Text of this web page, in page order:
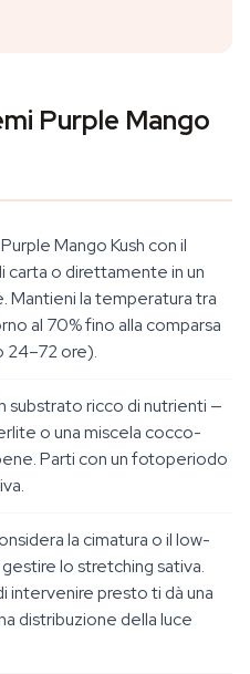
Purple Mango
Mango Kush con il
o direttamente in un
Mantieni la temperatura tra
al 70% fino alla comparsa
24–72 ore).
substrato ricco di nutrienti —
o una miscela cocco-
Parti con un fotoperiodo
la cimatura o il low-
lo stretching sativa.
intervenire presto ti dà una
distribuzione della luce